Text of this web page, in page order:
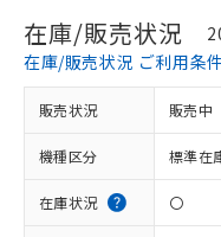
在庫/販売状況
在庫/販売状況 ご利用条件
販売状況 販売中
機種区分 標準在
在庫状況 〇